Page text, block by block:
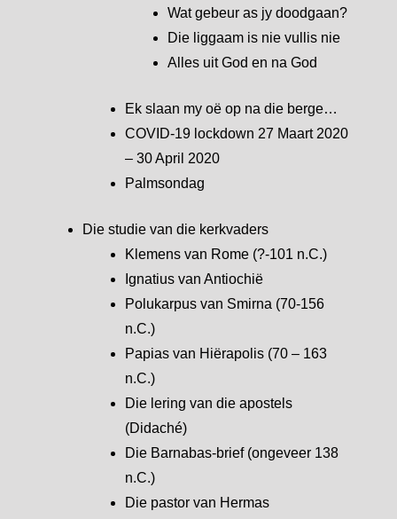
Wat gebeur as jy doodgaan?
Die liggaam is nie vullis nie
Alles uit God en na God
Ek slaan my oë op na die berge…
COVID-19 lockdown 27 Maart 2020
– 30 April 2020
Palmsondag
Die studie van die kerkvaders
Klemens van Rome (?-101 n.C.)
Ignatius van Antiochië
Polukarpus van Smirna (70-156
n.C.)
Papias van Hiërapolis (70 – 163
n.C.)
Die lering van die apostels
(Didaché)
Die Barnabas-brief (ongeveer 138
n.C.)
Die pastor van Hermas